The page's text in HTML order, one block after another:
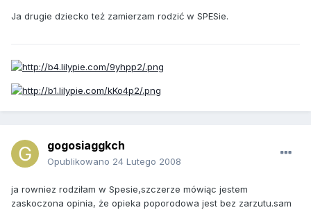
Ja drugie dziecko też zamierzam rodzić w SPESie.
gogosiaggkch
Opublikowano 24 Lutego 2008
ja rowniez rodziłam w Spesie,szczerze mówiąc jestem
zaskoczona opinia, że opieka poporodowa jest bez zarzutu.sam